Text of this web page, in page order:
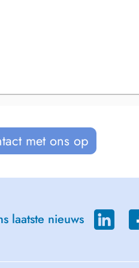
met ons op
laatste nieuws